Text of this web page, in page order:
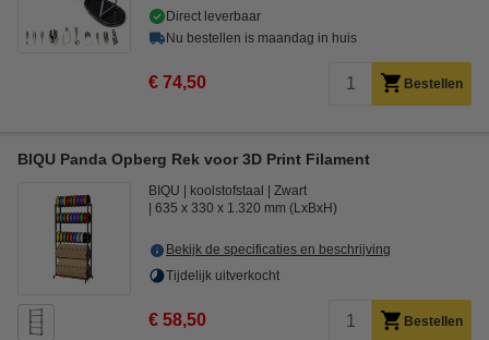
Direct leverbaar
Nu bestellen is maandag in huis
€ 74,50 Bestellen
BIQU Panda Opberg Rek voor 3D Print Filament
BIQU koolstofstaal
Zwart
635 x 330 x 1.320 mm (LxBxH)
Bekijk de specificaties en beschrijving
Tijdelijk uitverkocht
€ 58,50 Bestellen